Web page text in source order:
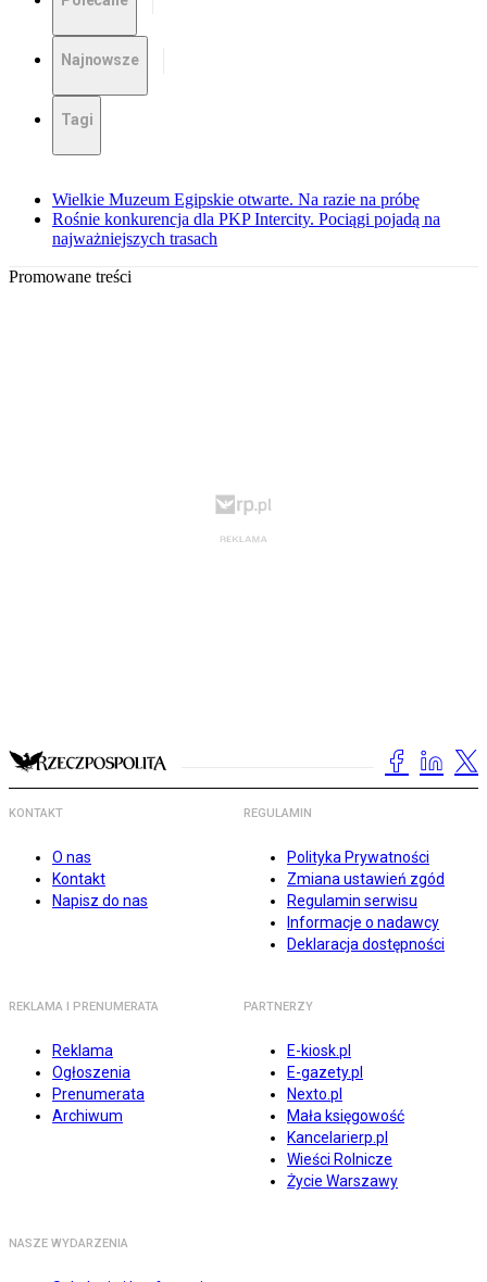
Najnowsze
Tagi
Wielkie Muzeum Egipskie otwarte. Na razie na próbę
Rośnie konkurencja dla PKP Intercity. Pociągi pojadą na
najważniejszych trasach
Promowane treści
KONTAKT
O nas
Kontakt
Napisz do nas
REGULAMIN
Polityka Prywatności
Zmiana ustawień zgód
Regulamin serwisu
Informacje o nadawcy
Deklaracja dostępności
REKLAMA I PRENUMERATA
Reklama
Ogłoszenia
Prenumerata
Archiwum
PARTNERZY
E-kiosk.pl
E-gazety.pl
Nexto.pl
Mała księgowość
Kancelarierp.pl
Wieści Rolnicze
Życie Warszawy
NASZE WYDARZENIA